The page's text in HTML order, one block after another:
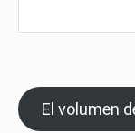
El volumen